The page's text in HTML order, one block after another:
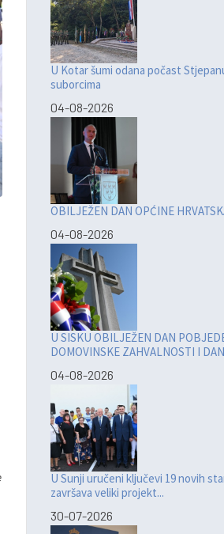
U Kotar šumi odana počast
suborcima
04-08-2026
OBILJEŽEN DAN OPĆINE
04-08-2026
U SISKU OBILJEŽEN DAN
DOMOVINSKE ZAHVALNOSTI I
04-08-2026
U Sunji uručeni ključevi 19 novih
završava veliki projekt...
30-07-2026